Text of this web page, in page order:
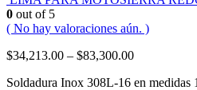
0 out of 5
( No hay valoraciones aún. )
$34,213.00 – $83,300.00
Soldadura Inox 308L-16 en